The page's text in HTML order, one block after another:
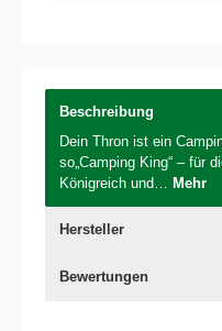
Beschreibung
Dein Thron ist ein
so„Camping King“ – für
Königreich und… Mehr
Hersteller
Bewertungen